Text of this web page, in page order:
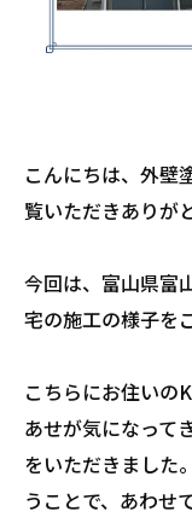
こんにちは、外壁
覧いただきありが
今回は、富山県富
宅の施工の様子を
こちらにお住いの
あせが気になって
をいただきました
うことで、あわせ